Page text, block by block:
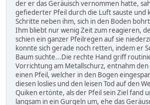
der er das Geräuisch vernommen hatte,
gefiederter Pfeil durch die Luft sauste und
Schritte neben ihm, sich in den Boden
Ihm bliebt nur wenig Zeit zum reagieren,
schien ein ganzer Pfeilregen auf sie
konnte sich gerade noch retten, indem er
Baum suchte...Die rechte Hand griff
Vorrichtung am Metallschurz, entnahm
einen Pfeil, welcher in den Bogen
diesen loslies und den leisen Tod auf den
Quiken ertönte, als der Pfeil sein Ziel fand
langsam in ein Gurgeln um, ehe das